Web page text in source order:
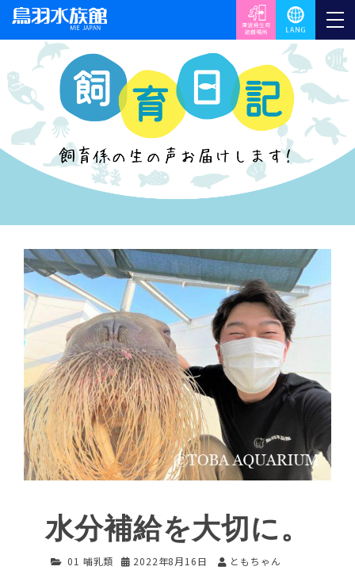
水分補給を大切に。
01 哺乳類 2022年8月16日 ともちゃん